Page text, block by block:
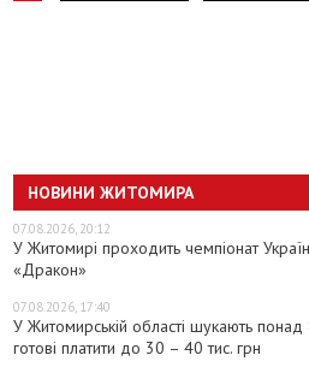
НОВИНИ ЖИТОМИРА
07.08.2026, 20:12
У Житомирі проходить чемпіонат
«Дракон»
07.08.2026, 17:40
У Житомирській області шукають понад
готові платити до 30 – 40 тис. грн